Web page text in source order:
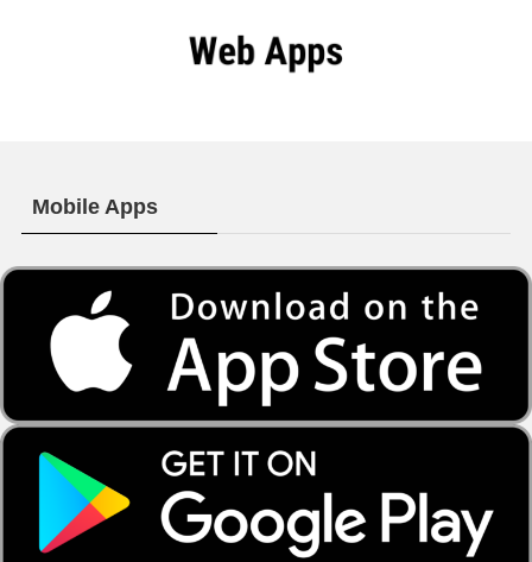
Mobile Apps